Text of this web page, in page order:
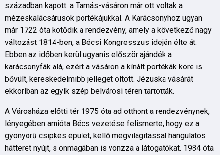
században kapott: a Tamás-vásáron már ott voltak a
mézeskalácsárusok portékájukkal. A Karácsonyhoz ugyan
már 1722 óta kötődik a rendezvény, amely a következő nagy
változást 1814-ben, a Bécsi Kongresszus idején élte át.
Ebben az időben kerül ugyanis először ajándék a
karácsonyfák alá, ezért a vásáron a kínált portékák köre is
bővült, kereskedelmibb jelleget öltött. Jézuska vásárát
ekkoriban az egyik szép belvárosi téren tartották.
A Városháza előtti tér 1975 óta ad otthont a rendezvénynek,
lényegében amióta Bécs vezetése felismerte, hogy ez a
gyönyörű csipkés épület, kellő megvilágítással hangulatos
hátteret nyújt, s önmagában is vonzza a látogatókat. 1984 óta